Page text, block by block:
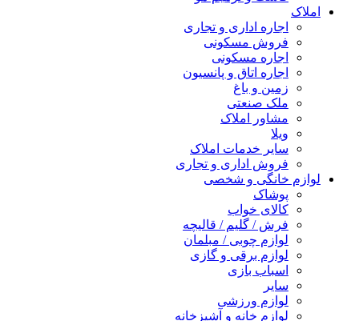
املاک
اجاره اداری و تجاری
فروش مسکونی
اجاره مسکونی
اجاره اتاق و پانسیون
زمین و باغ
ملک صنعتی
مشاور املاک
ویلا
سایر خدمات املاک
فروش اداری و تجاری
لوازم خانگی و شخصی
پوشاک
کالای خواب
فرش / گلیم / قالیچه
لوازم چوبی / مبلمان
لوازم برقی و گازی
اسباب بازی
سایر
لوازم ورزشی
لوازم خانه و آشپزخانه